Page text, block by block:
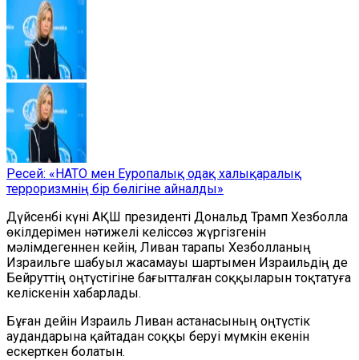
Ресей: «НАТО мен Еуропалық одақ халықаралық
терроризмнің бір бөлігіне айналды»
Дүйсенбі күні АҚШ президенті Дональд Трамп Хезболла
өкілдерімен нәтижелі келіссөз жүргізгенін
мәлімдегеннен кейін, Ливан тарапы Хезболланың
Израильге шабуыл жасамауы шартымен Израильдің де
Бейруттің оңтүстігіне бағытталған соққыларын тоқтатуға
келіскенін хабарлады.
Бұған дейін Израиль Ливан астанасының оңтүстік
аудандарына қайтадан соққы беруі мүмкін екенін
ескерткен болатын.